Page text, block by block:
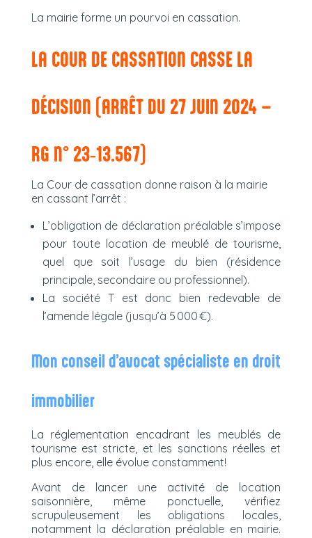
La mairie forme un pourvoi en cassation.
LA COUR DE CASSATION CASSE LA
DÉCISION (ARRÊT DU 27 JUIN 2024 –
RG N° 23‑13.567)
La Cour de cassation donne raison à la mairie
en cassant l’arrêt :
L’obligation de déclaration préalable s’impose
pour toute location de meublé de tourisme,
quel que soit l’usage du bien (résidence
principale, secondaire ou professionnel).
La société T est donc bien redevable de
l’amende légale (jusqu’à 5 000 €).
Mon conseil d’avocat spécialiste en droit
immobilier
La réglementation encadrant les meublés de
tourisme est stricte, et les sanctions réelles et
plus encore, elle évolue constamment!
Avant de lancer une activité de location
saisonnière, même ponctuelle, vérifiez
scrupuleusement les obligations locales,
notamment la déclaration préalable en mairie.